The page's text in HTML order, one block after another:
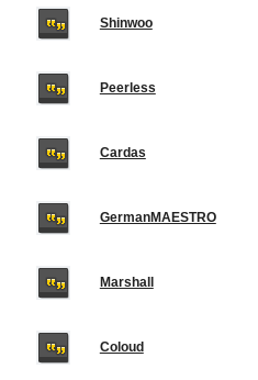
Shinwoo
Peerless
Cardas
GermanMAESTRO
Marshall
Coloud